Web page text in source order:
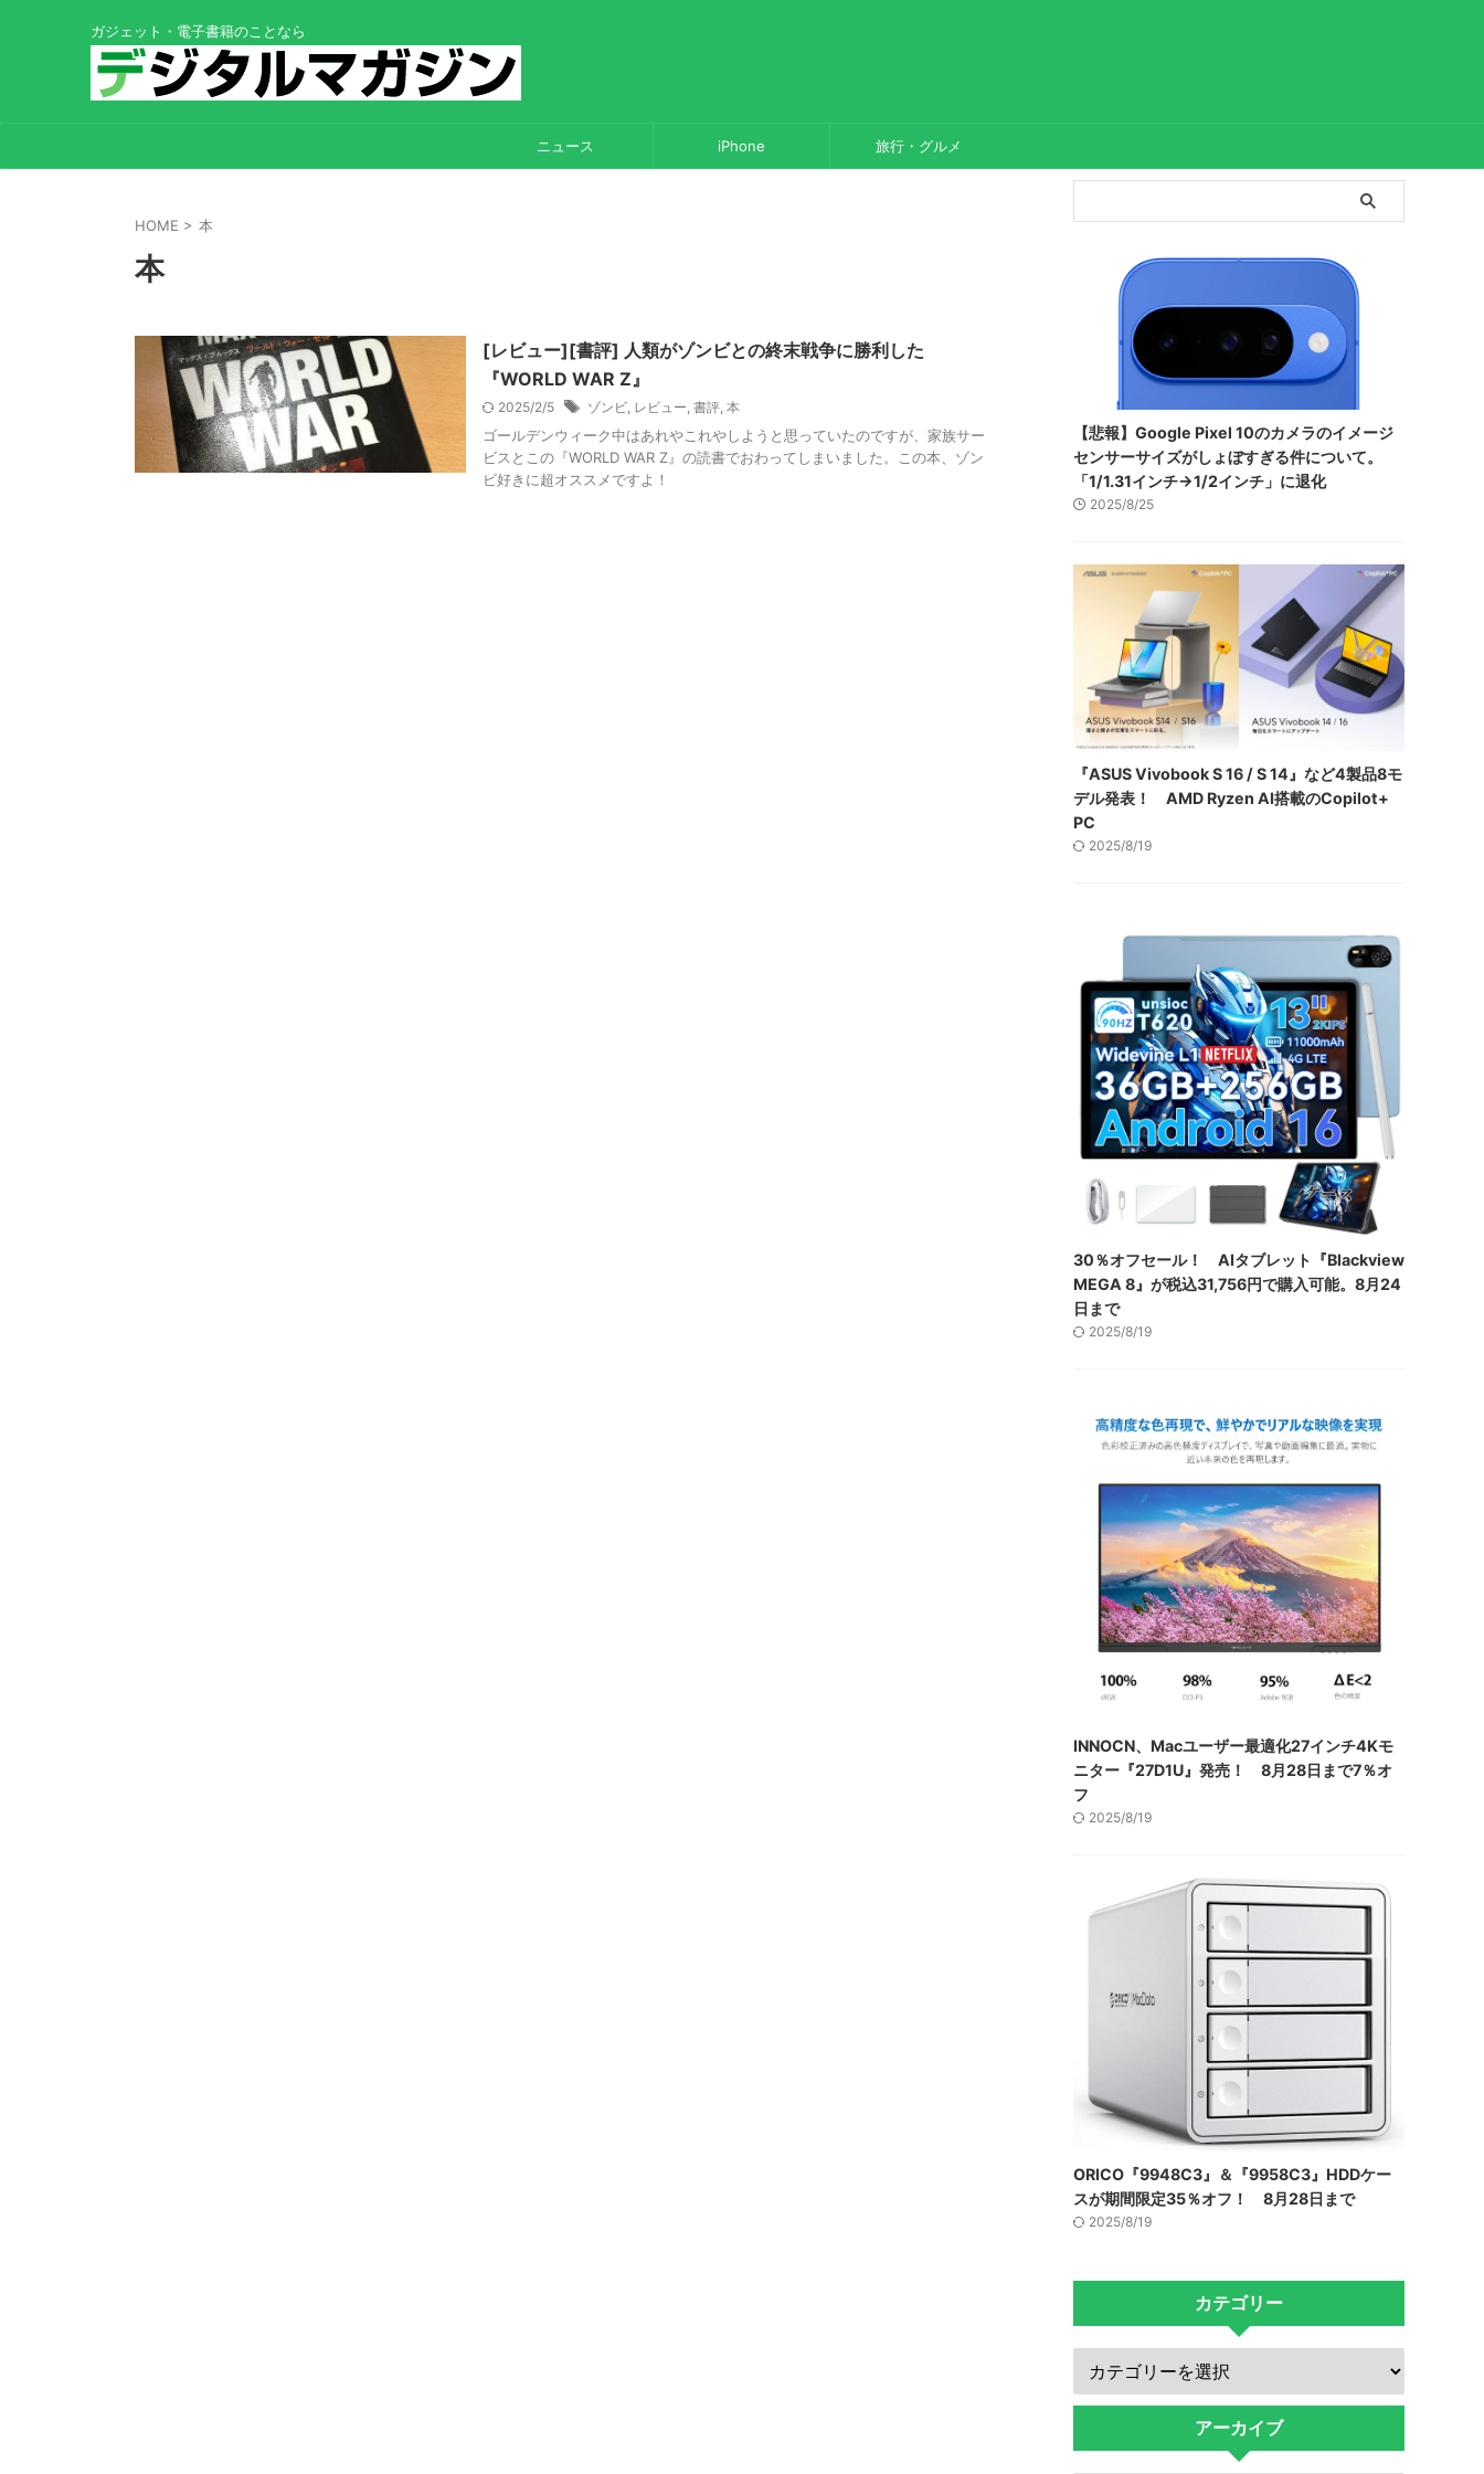
ガジェット・電子書籍のことなら
ニュース iPhone 旅行・グルメ
HOME > 本
本
[レビュー][書評] 人類がゾンビとの終末戦争に勝利した
『WORLD WAR Z』
2025/2/5 ゾンビ, レビュー, 書評, 本
ゴールデンウィーク中はあれやこれやしようと思っていたのですが、家族サー
ビスとこの『WORLD WAR Z』の読書でおわってしまいました。この本、ゾン
ビ好きに超オススメですよ！
【悲報】Google Pixel 10のカメラのイメージ
センサーサイズがしょぼすぎる件について。
「1/1.31インチ→1/2インチ」に退化
2025/8/25
『ASUS Vivobook S 16 / S 14』など4製品8モ
デル発表！ AMD Ryzen AI搭載のCopilot+
PC
2025/8/19
30％オフセール！ AIタブレット『Blackview
MEGA 8』が税込31,756円で購入可能。8月24
日まで
2025/8/19
INNOCN、Macユーザー最適化27インチ4Kモ
ニター『27D1U』発売！ 8月28日まで7％オ
フ
2025/8/19
ORICO『9948C3』＆『9958C3』HDDケー
スが期間限定35％オフ！ 8月28日まで
2025/8/19
カテゴリー
アーカイブ